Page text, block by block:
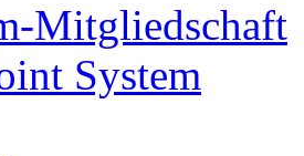
Mitgliedschaft
System